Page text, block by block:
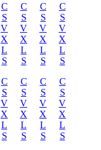
C
S
V
X
L
S
C
S
V
X
L
S
C
S
V
X
L
S
C
S
V
X
L
S
C
S
V
X
L
S
C
S
V
X
L
S
C
S
V
X
L
S
C
S
V
X
L
S